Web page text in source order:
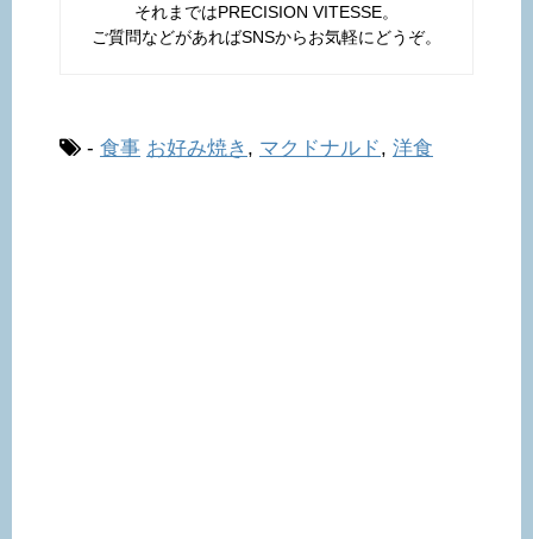
それまではPRECISION VITESSE。
ご質問などがあればSNSからお気軽にどうぞ。
- 食事 お好み焼き , マクドナルド, 洋食